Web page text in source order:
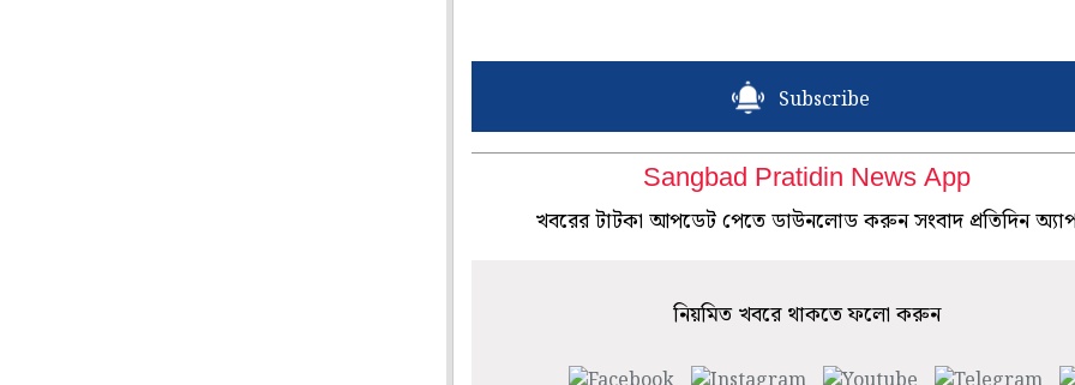
Subscribe
Sangbad Pratidin News App
খবরের টাটকা আপডেট পেতে ডাউনলোড করুন সংবাদ প্রতিদিন
নিয়মিত খবরে থাকতে ফলো করুন